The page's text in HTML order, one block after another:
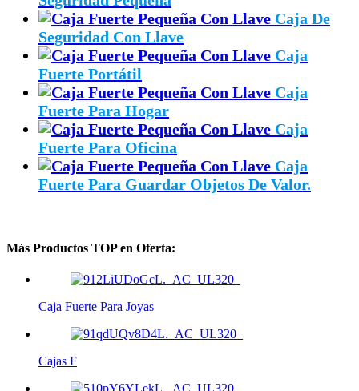
Caja De
Seguridad Con Llave
Caja
Fuerte Portátil
Caja
Fuerte Para Hogar
Caja
Fuerte Para Oficina
Caja
Fuerte Para Guardar Objetos De Valor.
Más Productos TOP en Oferta:
Caja Fuerte Para Joyas
Cajas F